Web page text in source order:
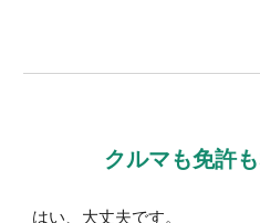
クルマも免許
はい、大丈夫です。